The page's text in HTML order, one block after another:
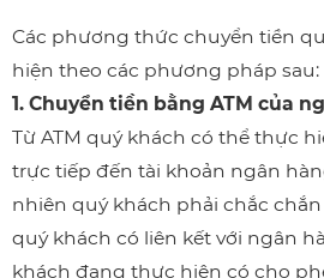
Các phương thức chuyển tiền
hiện theo các phương pháp sau:
1. Chuyển tiền bằng ATM của
Từ ATM quý khách có thể thực
trực tiếp đến tài khoản ngân
nhiên quý khách phải chắc
quý khách có liên kết với ngân
khách đang thực hiện có cho